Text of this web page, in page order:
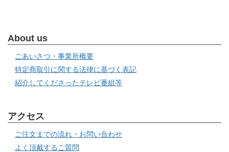
About us
ごあいさつ・事業所概要
特定商取引に関する法律に基づく表記
紹介してくださったテレビ番組等
アクセス
ご注文までの流れ・お問い合わせ
よく頂戴するご質問